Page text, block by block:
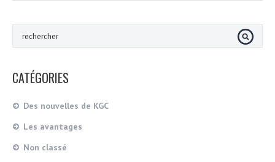
CATÉGORIES
Des nouvelles de KGC
Les avantages
Non classé